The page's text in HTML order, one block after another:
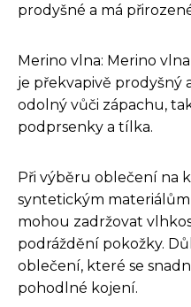
prodyšné a má
Merino vlna: Merino
je překvapivě
odolný vůči zápachu,
podprsenky a tílka.
Při výběru oblečení na
syntetickým
mohou zadržovat
podráždění pokožky.
oblečení, které se
pohodlné kojení.